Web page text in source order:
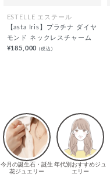
ESTELLE エステール
【asta Iris】プラチナ ダイヤ
モンド ネックレスチャーム
¥185,000(税込)